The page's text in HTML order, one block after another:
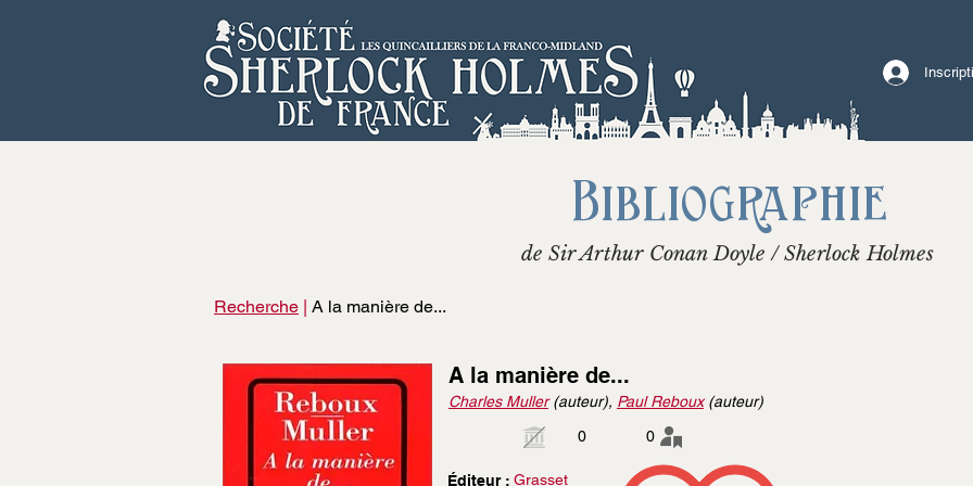
Bibliographie
de Sir Arthur Conan Doyle / Sherlock Holmes
Recherche | A la manière de...
A la manière de...
Charles Muller(auteur), Paul Reboux(auteur)
0
0
Éditeur : Grasset